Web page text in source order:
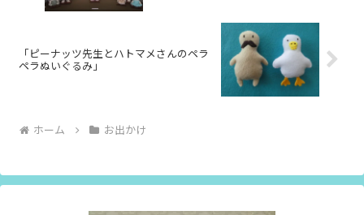
「ピーナッツ先生とハトマメさんのペラ
ペラぬいぐるみ」
ホーム お出かけ